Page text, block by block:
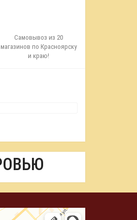
Самовывоз из 20
магазинов по Красноярску
и краю!